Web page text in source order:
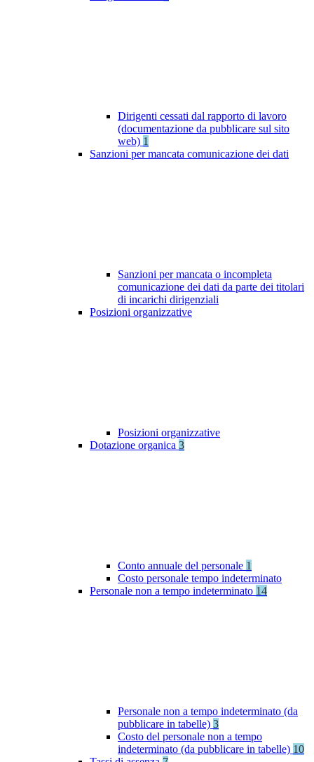
Dirigenti cessati dal rapporto di lavoro
(documentazione da pubblicare sul sito
web) 1
Sanzioni per mancata comunicazione dei dati
Sanzioni per mancata o incompleta
comunicazione dei dati da parte dei titolari
di incarichi dirigenziali
Posizioni organizzative
Posizioni organizzative
Dotazione organica 3
Conto annuale del personale 1
Costo personale tempo indeterminato
Personale non a tempo indeterminato 14
Personale non a tempo indeterminato (da
pubblicare in tabelle) 3
Costo del personale non a tempo
indeterminato (da pubblicare in tabelle) 10